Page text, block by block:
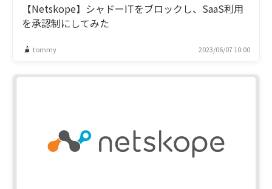
【Netskope】シャドーITをブロックし、SaaS利用
を承認制にしてみた
tommy 2023/06/07 10:00